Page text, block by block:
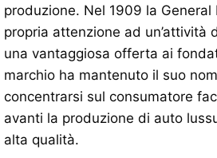
produzione. Nel 1909 la General
propria attenzione ad un’attività
una vantaggiosa offerta ai
marchio ha mantenuto il suo
concentrarsi sul consumatore
avanti la produzione di auto
alta qualità.